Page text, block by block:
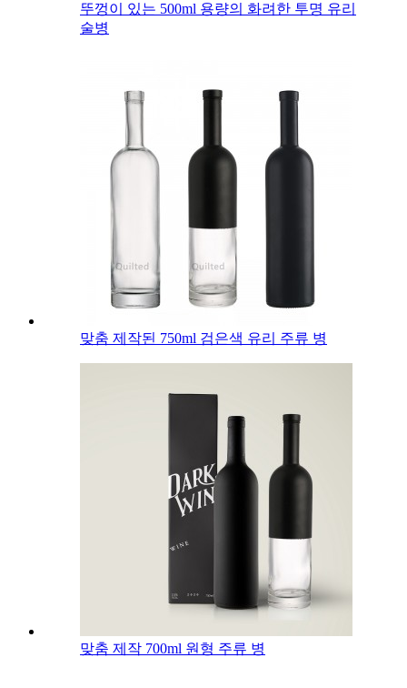
뚜껑이 있는 500ml 용량의 화려한 투명 유리
술병
맞춤 제작된 750ml 검은색 유리 주류 병
맞춤 제작 700ml 원형 주류 병